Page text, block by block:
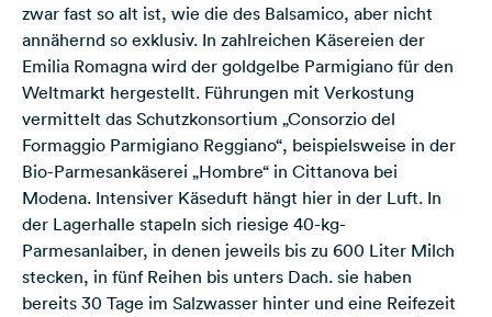
zwar fast so alt ist, wie die des Balsamico, aber nicht
annähernd so exklusiv. In zahlreichen Käsereien der
Emilia Romagna wird der goldgelbe Parmigiano für den
Weltmarkt hergestellt. Führungen mit Verkostung
vermittelt das Schutzkonsortium „Consorzio del
Formaggio Parmigiano Reggiano“, beispielsweise in der
Bio-Parmesankäserei „Hombre“ in Cittanova bei
Modena. Intensiver Käseduft hängt hier in der Luft. In
der Lagerhalle stapeln sich riesige 40-kg-
Parmesanlaiber, in denen jeweils bis zu 600 Liter Milch
stecken, in fünf Reihen bis unters Dach. sie haben
bereits 30 Tage im Salzwasser hinter und eine Reifezeit